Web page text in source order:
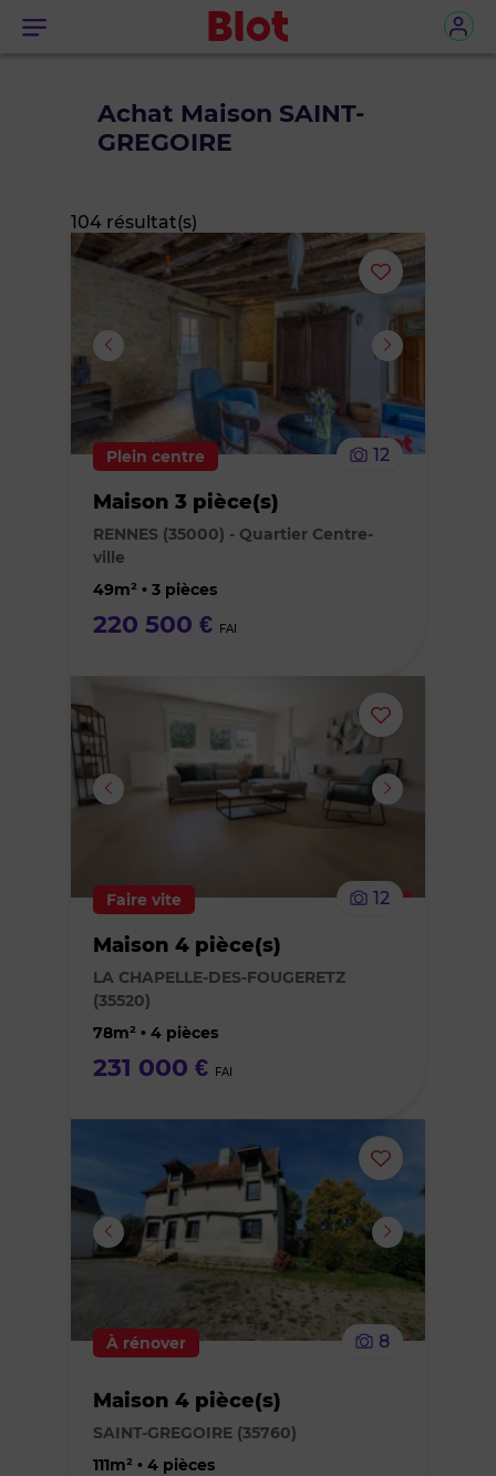
Menu
Achat Maison SAINT-
GREGOIRE
104 résultat(s)
Ajouter
ou
le
Plein centre 12
Maison 3 pièce(s)
RENNES (35000) - Quartier Centre-
ville
49m² • 3 pièces
220 500 € FAI
Ajouter
ou
Faire vite 12
Maison 4 pièce(s)
LA CHAPELLE-DES-FOUGERETZ
(35520)
78m² • 4 pièces
231 000 € FAI
Ajouter
ou
le
À rénover 8
Maison 4 pièce(s)
SAINT-GREGOIRE (35760)
111m² • 4 pièces